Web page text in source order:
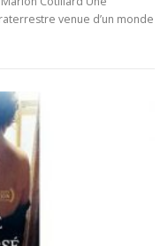
venue d’un monde